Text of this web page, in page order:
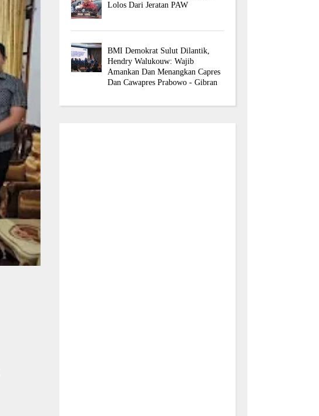
Lolos Dari Jeratan PAW
BMI Demokrat Sulut Dilantik,
Hendry Walukouw: Wajib
Amankan Dan Menangkan Capres
Dan Cawapres Prabowo - Gibran